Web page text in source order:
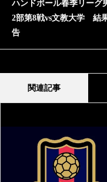
ボール春季リーグ男子
8戦vs文教大学 結果報
関連記事